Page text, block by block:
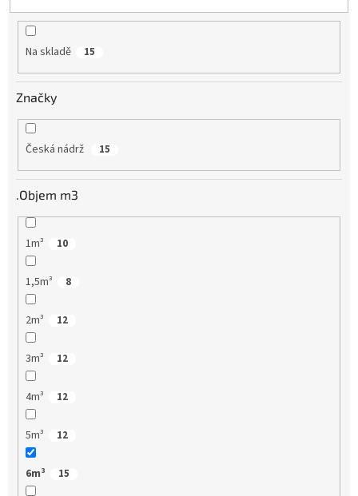
ů
Na skladě 15
Značky
Česká nádrž 15
.Objem m3
1m³ 10
1,5m³ 8
2m³ 12
3m³ 12
4m³ 12
5m³ 12
6m³ 15